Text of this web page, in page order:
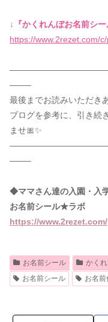
↓『かくれんぼお名前シ
https://www.2rezet.com/
——–
最後までお読みいただき
ブログを参考に、引き続
ませ🎀✨
——–
◆ママさん達の入園・入
お名前シール★ラボ
https://www.2rezet.com/
お名前シール かく
お名前シール
お名前